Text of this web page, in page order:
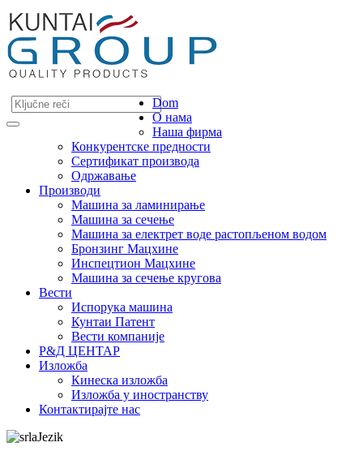
Dom
О нама
Наша фирма
Конкурентске предности
Сертификат производа
Одржавање
Производи
Машина за ламинирање
Машина за сечење
Машина за електрет воде растопљеном водом
Бронзинг Мацхине
Инспецтион Мацхине
Машина за сечење кругова
Вести
Испорука машина
Кунтаи Патент
Вести компаније
Р&Д ЦЕНТАР
Изложба
Кинеска изложба
Изложба у иностранству
Контактирајте нас
Jezik